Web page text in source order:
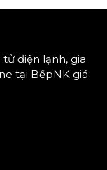
điện lạnh, gia
tại BếpNK giá